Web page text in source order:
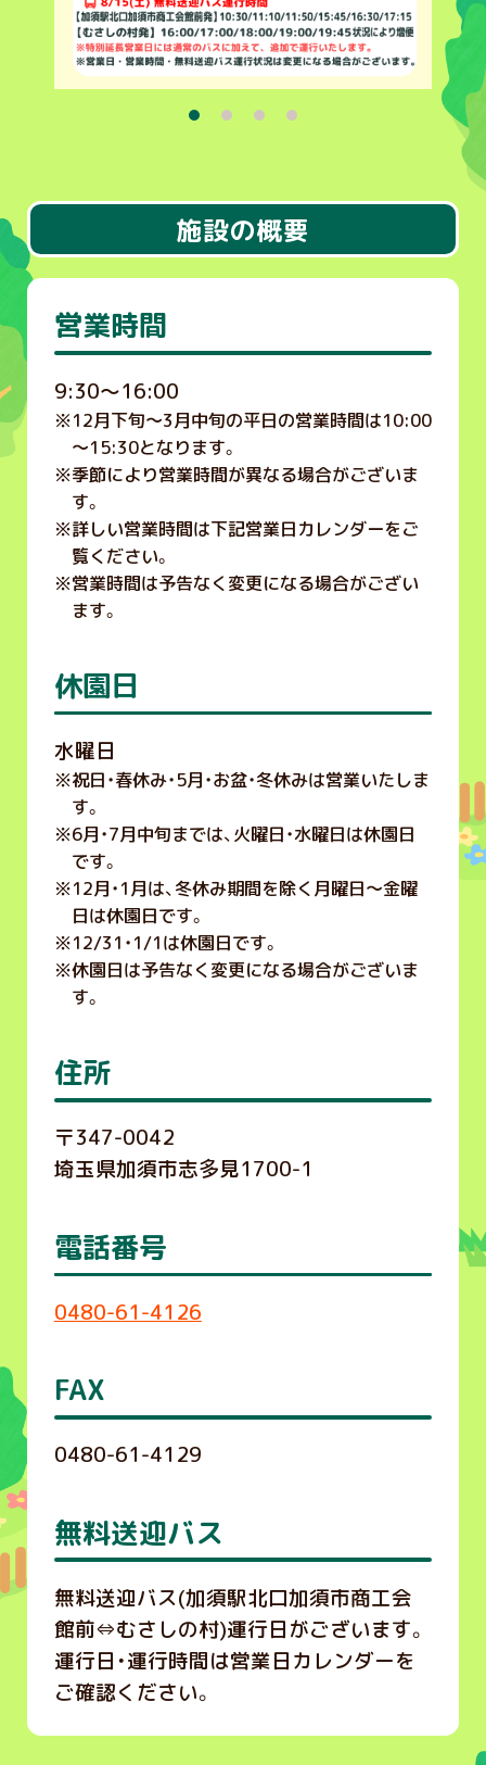
施設の概要
営業時間
9:30～16:00
※12月下旬〜3月中旬の平日の営業時間は10:00
～15:30となります。
※季節により営業時間が異なる場合がございま
す。
※詳しい営業時間は下記営業日カレンダーをご
覧ください。
※営業時間は予告なく変更になる場合がござい
ます。
休園日
水曜日
※祝日・春休み・5月・お盆・冬休みは営業いたしま
す。
※6月・7月中旬までは、火曜日・水曜日は休園日
です。
※12月・1月は、冬休み期間を除く月曜日～金曜
日は休園日です。
※12/31・1/1は休園日です。
※休園日は予告なく変更になる場合がございま
す。
住所
〒347-0042
埼玉県加須市志多見1700-1
電話番号
0480-61-4126
FAX
0480-61-4129
無料送迎バス
無料送迎バス(加須駅北口加須市商工会
館前⇔むさしの村)運行日がございます。
運行日・運行時間は営業日カレンダーを
ご確認ください。